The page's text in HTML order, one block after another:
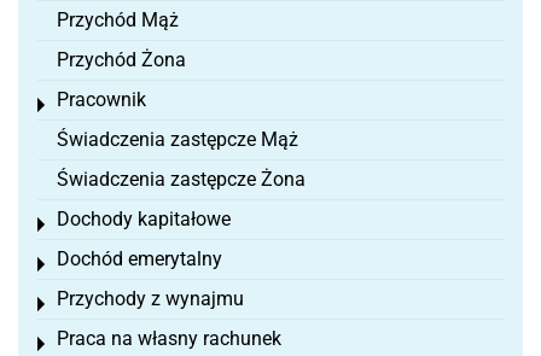
Przychód Mąż
Przychód Żona
Pracownik
Toggle menu
Świadczenia zastępcze Mąż
Świadczenia zastępcze Żona
Dochody kapitałowe
Toggle menu
Dochód emerytalny
Toggle menu
Przychody z wynajmu
Toggle menu
Praca na własny rachunek
Toggle menu